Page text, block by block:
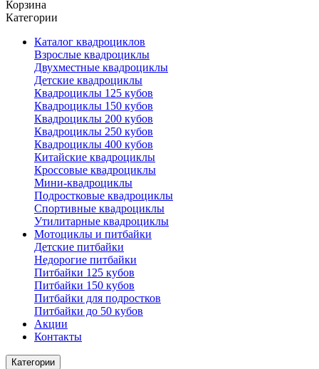
Корзина
Категории
Каталог квадроциклов
Взрослые квадроциклы
Двухместные квадроциклы
Детские квадроциклы
Квадроциклы 125 кубов
Квадроциклы 150 кубов
Квадроциклы 200 кубов
Квадроциклы 250 кубов
Квадроциклы 400 кубов
Китайские квадроциклы
Кроссовые квадроциклы
Мини-квадроциклы
Подростковые квадроциклы
Спортивные квадроциклы
Утилитарные квадроциклы
Мотоциклы и питбайки
Детские питбайки
Недорогие питбайки
Питбайки 125 кубов
Питбайки 150 кубов
Питбайки для подростков
Питбайки до 50 кубов
Акции
Контакты
Категории